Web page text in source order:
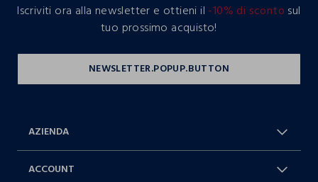
Iscriviti ora alla newsletter e ottieni il -10% di sconto sul
tuo prossimo acquisto!
AZIENDA
ACCOUNT